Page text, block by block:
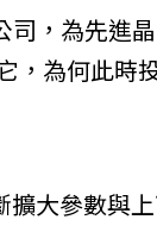
，為先進
，為何此時
大參數與